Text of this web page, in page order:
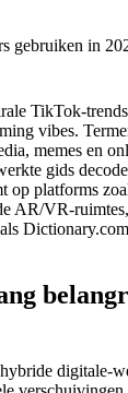
gebruiken in
TikTok-
vibes.
memes en
gids
op platforms
AR/VR-
digitale-